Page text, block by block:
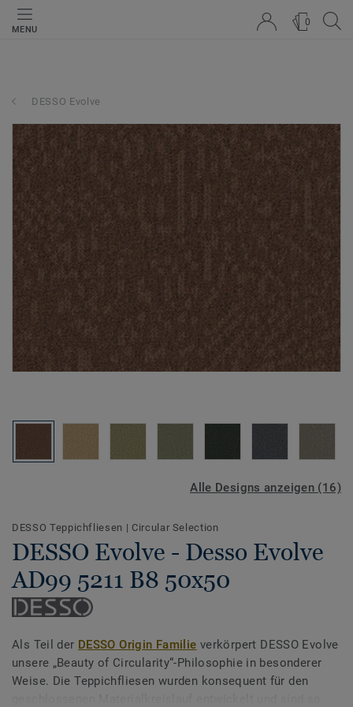
MENU
0
DESSO Evolve
Alle Designs anzeigen (16)
DESSO Teppichfliesen | Circular Selection
DESSO Evolve - Desso Evolve
AD99 5211 B8 50x50
Als Teil der DESSO Origin Familie verkörpert DESSO Evolve
unsere „Beauty of Circularity“-Philosophie in besonderer
Weise. Die Teppichfliesen wurden konsequent für den